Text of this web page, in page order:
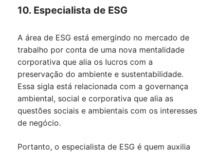
10. Especialista de ESG
A área de ESG está emergindo no mercado de
trabalho por conta de uma nova mentalidade
corporativa que alia os lucros com a
preservação do ambiente e sustentabilidade.
Essa sigla está relacionada com a governança
ambiental, social e corporativa que alia as
questões sociais e ambientais com os interesses
de negócio.
Portanto, o especialista de ESG é quem auxilia